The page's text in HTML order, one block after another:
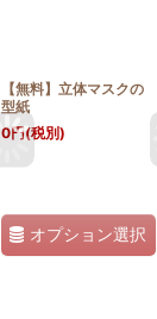
【無料】立体マスクの
型紙
0円(税別)
オプション選択